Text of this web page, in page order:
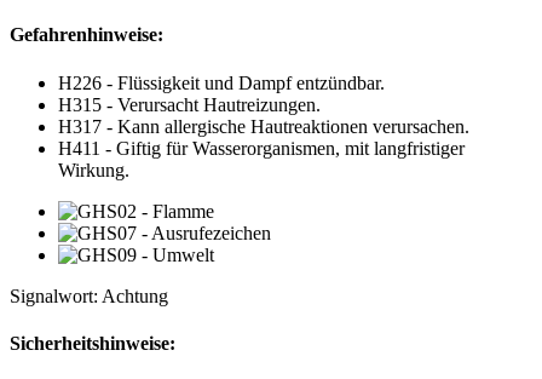
Gefahrenhinweise:
H226 - Flüssigkeit und Dampf entzündbar.
H315 - Verursacht Hautreizungen.
H317 - Kann allergische Hautreaktionen verursachen.
H411 - Giftig für Wasserorganismen, mit langfristiger
Wirkung.
Signalwort: Achtung
Sicherheitshinweise: